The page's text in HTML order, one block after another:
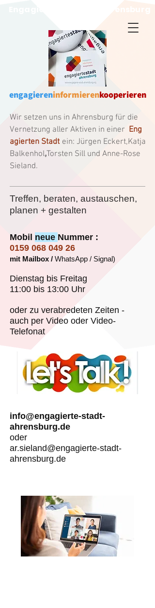
engagiereninformierenkooperieren
Wir setzen uns in Ahrensburg für die
Vernetzung aller Aktiven in einer Eng
agierten Stadt ein: Jürgen Eckert,Katja
Balkenhol,Torsten Sill und Anne-Rose
Sieland.
Treffen, beraten, austauschen,
planen + gestalten
Mobil neue Nummer :
0159 068 049 26
mit Mailbox / WhatsApp / Signal)
Dienstag bis Freitag
11:00 bis 13:00 Uhr
oder zu verabredeten Zeiten -
auch per Video oder Video-
Telefonat
info@engagierte-stadt-
ahrensburg.de
oder
ar.sieland@engagierte-stadt-
ahrensburg.de